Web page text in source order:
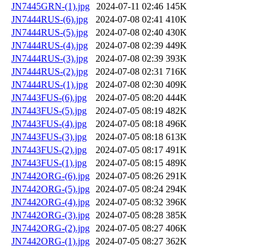
JN7445GRN-(1).jpg
2024-07-11 02:46 145K
JN7444RUS-(6).jpg
2024-07-08 02:41 410K
JN7444RUS-(5).jpg
2024-07-08 02:40 430K
JN7444RUS-(4).jpg
2024-07-08 02:39 449K
JN7444RUS-(3).jpg
2024-07-08 02:39 393K
JN7444RUS-(2).jpg
2024-07-08 02:31 716K
JN7444RUS-(1).jpg
2024-07-08 02:30 409K
JN7443FUS-(6).jpg
2024-07-05 08:20 444K
JN7443FUS-(5).jpg
2024-07-05 08:19 482K
JN7443FUS-(4).jpg
2024-07-05 08:18 496K
JN7443FUS-(3).jpg
2024-07-05 08:18 613K
JN7443FUS-(2).jpg
2024-07-05 08:17 491K
JN7443FUS-(1).jpg
2024-07-05 08:15 489K
JN7442ORG-(6).jpg
2024-07-05 08:26 291K
JN7442ORG-(5).jpg
2024-07-05 08:24 294K
JN7442ORG-(4).jpg
2024-07-05 08:32 396K
JN7442ORG-(3).jpg
2024-07-05 08:28 385K
JN7442ORG-(2).jpg
2024-07-05 08:27 406K
JN7442ORG-(1).jpg
2024-07-05 08:27 362K